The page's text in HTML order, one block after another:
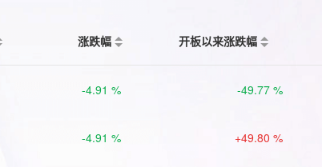
涨跌幅 开板以来涨跌幅
-4.91 % -49.77 %
-4.91 % +49.80 %